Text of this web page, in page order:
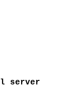
server